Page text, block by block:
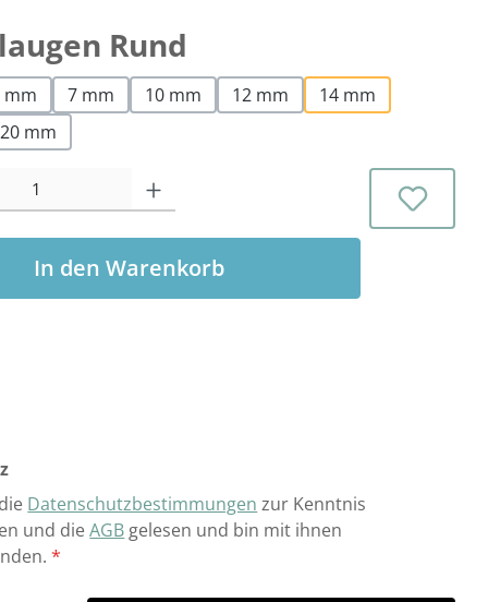
Rund
mm 7 mm 10 mm 12 mm
14 mm
20 mm
Gib den gewünschten Wert ein oder benutze die
In den Warenkorb
Datenschutzbestimmungen zur Kenntnis
und dieAGB gelesen und bin mit ihnen
*